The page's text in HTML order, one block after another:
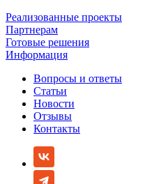
Реализованные проекты
Партнерам
Готовые решения
Информация
Вопросы и ответы
Статьи
Новости
Отзывы
Контакты